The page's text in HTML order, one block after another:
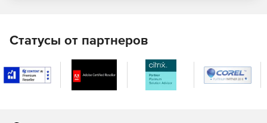
Мониторинг пользовательских интерфейсов между
командами Microsoft, Skype для бизнеса в Интернете и
Skype для бизнес-серверов.
Статусы от партнеров